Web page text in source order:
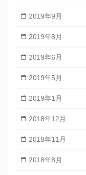
2019年9月
2019年8月
2019年6月
2019年5月
2019年1月
2018年12月
2018年11月
2018年8月